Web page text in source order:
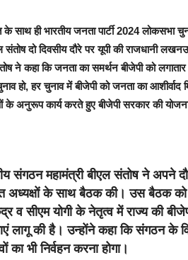
ही भारतीय जनता पार्टी 2024 लोकसभा
संतोष दो दिवसीय दौरे पर यूपी की राजधानी
ने कहा कि जनता का समर्थन बीजेपी को
हो, हर चुनाव में बीजेपी को जनता का
के अनुरूप कार्य करते हुए बीजेपी सरकार की
संगठन महामंत्री बीएल संतोष ने अपने
अध्यक्षों के साथ बैठक की। उस बैठक को
व सीएम योगी के नेतृत्व में राज्य की
लागू की है। उन्होंने कहा कि संगठन के
भी निर्वहन करना होगा।